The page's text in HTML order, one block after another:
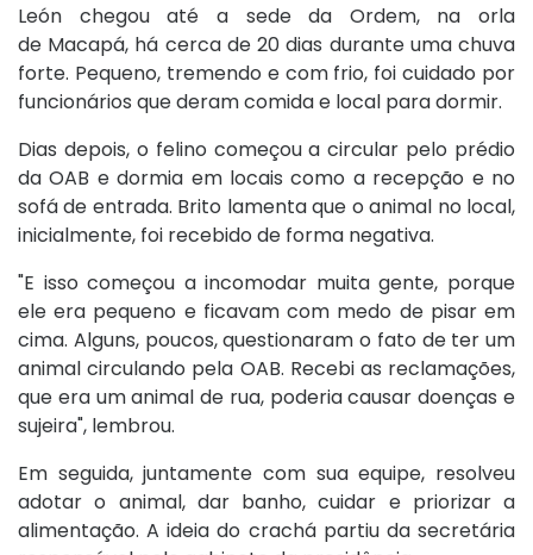
León chegou até a sede da Ordem, na orla
de Macapá, há cerca de 20 dias durante uma chuva
forte. Pequeno, tremendo e com frio, foi cuidado por
funcionários que deram comida e local para dormir.
Dias depois, o felino começou a circular pelo prédio
da OAB e dormia em locais como a recepção e no
sofá de entrada. Brito lamenta que o animal no local,
inicialmente, foi recebido de forma negativa.
"E isso começou a incomodar muita gente, porque
ele era pequeno e ficavam com medo de pisar em
cima. Alguns, poucos, questionaram o fato de ter um
animal circulando pela OAB. Recebi as reclamações,
que era um animal de rua, poderia causar doenças e
sujeira", lembrou.
Em seguida, juntamente com sua equipe, resolveu
adotar o animal, dar banho, cuidar e priorizar a
alimentação. A ideia do crachá partiu da secretária